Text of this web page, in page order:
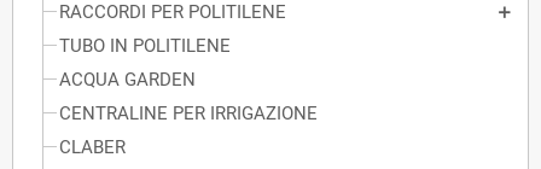
RACCORDI PER POLITILENE
TUBO IN POLITILENE
ACQUA GARDEN
CENTRALINE PER IRRIGAZIONE
CLABER